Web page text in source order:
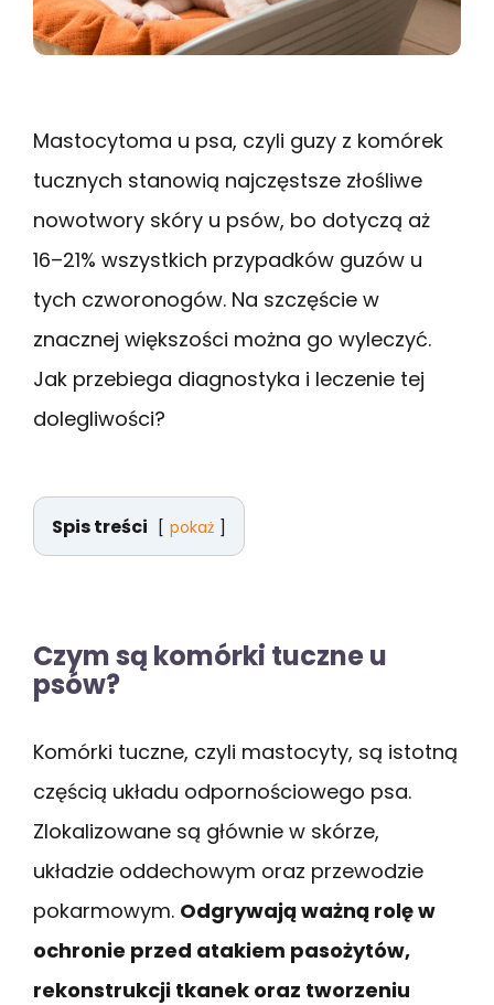
Mastocytoma u psa, czyli guzy z komórek
tucznych stanowią najczęstsze złośliwe
nowotwory skóry u psów, bo dotyczą aż
16–21% wszystkich przypadków guzów u
tych czworonogów. Na szczęście w
znacznej większości można go wyleczyć.
Jak przebiega diagnostyka i leczenie tej
dolegliwości?
Spis treści pokaż
Czym są komórki tuczne u
psów?
Komórki tuczne, czyli mastocyty, są istotną
częścią układu odpornościowego psa.
Zlokalizowane są głównie w skórze,
układzie oddechowym oraz przewodzie
pokarmowym. Odgrywają ważną rolę w
ochronie przed atakiem pasożytów,
rekonstrukcji tkanek oraz tworzeniu